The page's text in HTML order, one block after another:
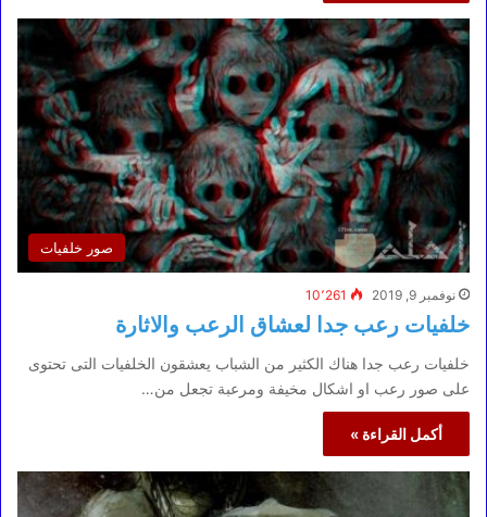
صور خلفيات
نوفمبر 9, 2019 10٬261
خلفيات رعب جدا لعشاق الرعب والاثارة
خلفيات رعب جدا هناك الكثير من الشباب يعشقون الخلفيات التى تحتوى
على صور رعب او اشكال مخيفة ومرعبة تجعل من…
أكمل القراءة »